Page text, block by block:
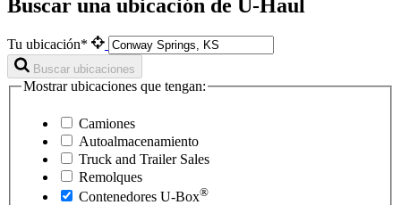
Buscar una ubicación de U-Haul
Tu ubicación*
Buscar ubicaciones
Mostrar ubicaciones que tengan:
Camiones
Autoalmacenamiento
Truck and Trailer Sales
Remolques
Contenedores U-Box®